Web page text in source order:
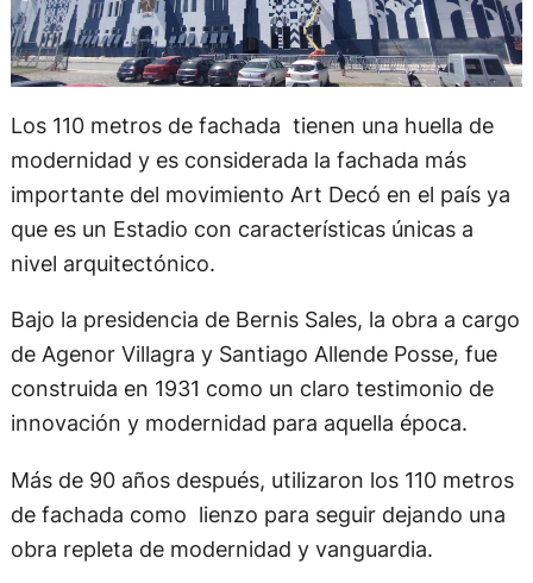
Los 110 metros de fachada tienen una huella de
modernidad y es considerada la fachada más
importante del movimiento Art Decó en el país ya
que es un Estadio con características únicas a
nivel arquitectónico.
Bajo la presidencia de Bernis Sales, la obra a cargo
de Agenor Villagra y Santiago Allende Posse, fue
construida en 1931 como un claro testimonio de
innovación y modernidad para aquella época.
Más de 90 años después, utilizaron los 110 metros
de fachada como lienzo para seguir dejando una
obra repleta de modernidad y vanguardia.